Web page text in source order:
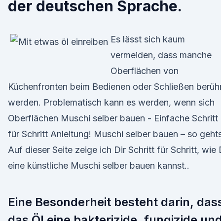
der deutschen Sprache.
Es lässt sich kaum
vermeiden, dass manche
Oberflächen von
Küchenfronten beim Bedienen oder Schließen
werden. Problematisch kann es werden, wenn sich
Oberflächen Muschi selber bauen - Einfache Schritt
für Schritt Anleitung! Muschi selber bauen – so
Auf dieser Seite zeige ich Dir Schritt für Schritt, wie
eine künstliche Muschi selber bauen kannst..
Eine Besonderheit besteht darin,